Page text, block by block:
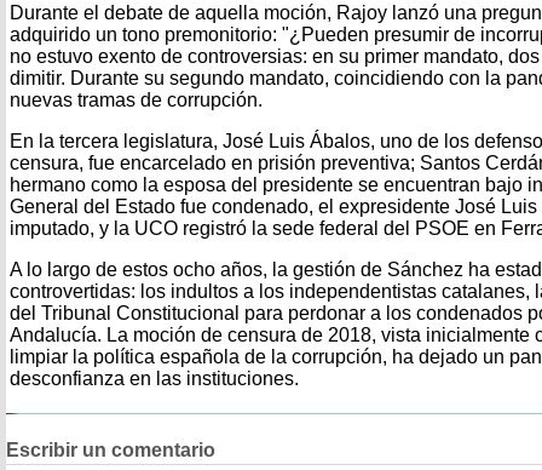
Durante el debate de aquella moción, Rajoy lanzó una
adquirido un tono premonitorio: "¿Pueden presumir de
no estuvo exento de controversias: en su primer mandato,
dimitir. Durante su segundo mandato, coincidiendo con la
nuevas tramas de corrupción.
En la tercera legislatura, José Luis Ábalos, uno de los
censura, fue encarcelado en prisión preventiva; Santos
hermano como la esposa del presidente se encuentran bajo
General del Estado fue condenado, el expresidente José
imputado, y la UCO registró la sede federal del PSOE en
A lo largo de estos ocho años, la gestión de Sánchez ha
controvertidas: los indultos a los independentistas catalanes,
del Tribunal Constitucional para perdonar a los condenados
Andalucía. La moción de censura de 2018, vista inicialmente
limpiar la política española de la corrupción, ha dejado un
desconfianza en las instituciones.
Escribir un comentario